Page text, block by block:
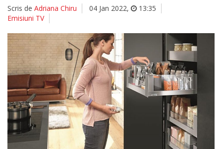
Scris de Adriana Chiru 04 Jan 2022,
13:35
Emisiuni TV